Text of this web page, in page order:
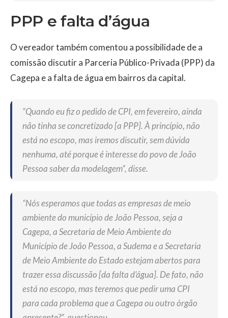
PPP e falta d’água
O vereador também comentou a possibilidade de a
comissão discutir a Parceria Público-Privada (PPP) da
Cagepa e a falta de água em bairros da capital.
“Quando eu fiz o pedido de CPI, em fevereiro, ainda
não tinha se concretizado [a PPP]. À princípio, não
está no escopo, mas iremos discutir, sem dúvida
nenhuma, até porque é interesse do povo de João
Pessoa saber da modelagem”, disse.
“Nós esperamos que todas as empresas de meio
ambiente do município de João Pessoa, seja a
Cagepa, a Secretaria de Meio Ambiente do
Município de João Pessoa, a Sudema e a Secretaria
de Meio Ambiente do Estado estejam abertos para
trazer essa discussão [da falta d’água]. De fato, não
está no escopo, mas teremos que pedir uma CPI
para cada problema que a Cagepa ou outro órgão